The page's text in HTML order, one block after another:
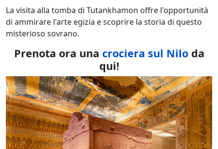
La visita alla tomba di Tutankhamon offre l'opportunità
di ammirare l'arte egizia e scoprire la storia di questo
misterioso sovrano.
Prenota ora una crociera sul Niloda
qui!